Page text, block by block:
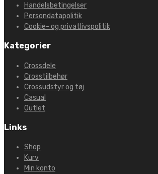
Handelsbetingelser
Persondatapolitik
Cookie- og privatlivspolitik
Kategorier
Crossdele
Crosstilbehør
Crossudstyr og tøj
Casual
Outlet
Links
Shop
Kurv
Min konto